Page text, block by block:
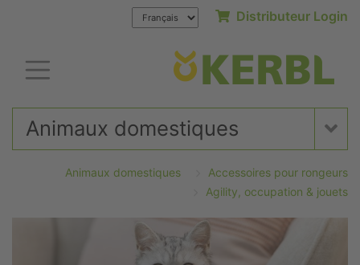
Distributeur Login
Animaux domestiques
Animaux domestiques
Accessoires pour rongeurs
Agility, occupation & jouets